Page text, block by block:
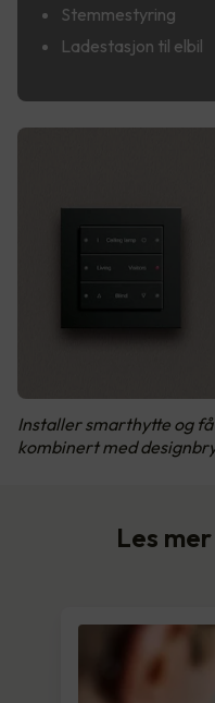
Stemmestyring
Ladestasjon til elbil
Installer smarthytte og
kombinert med
Les